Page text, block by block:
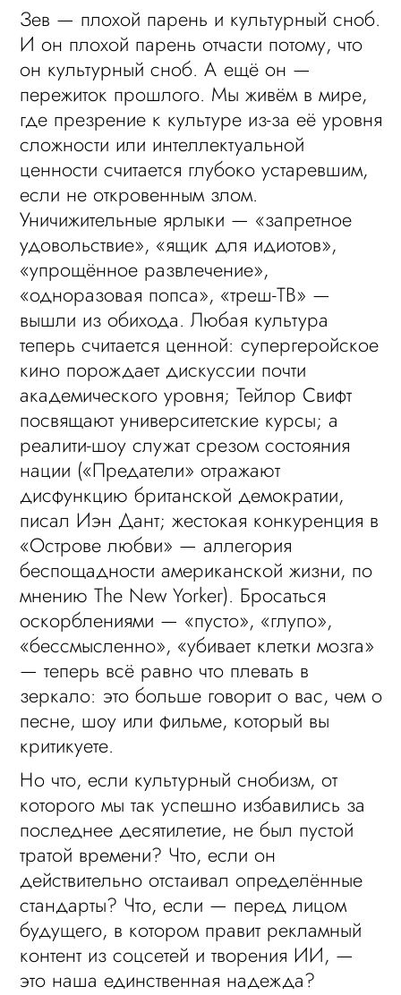
Зев — плохой парень и культурный сноб.
И он плохой парень отчасти потому, что
он культурный сноб. А ещё он —
пережиток прошлого. Мы живём в мире,
где презрение к культуре из-за её уровня
сложности или интеллектуальной
ценности считается глубоко устаревшим,
если не откровенным злом.
Уничижительные ярлыки — «запретное
удовольствие», «ящик для идиотов»,
«упрощённое развлечение»,
«одноразовая попса», «треш-ТВ» —
вышли из обихода. Любая культура
теперь считается ценной: супергеройское
кино порождает дискуссии почти
академического уровня; Тейлор Свифт
посвящают университетские курсы; а
реалити-шоу служат срезом состояния
нации («Предатели» отражают
дисфункцию британской демократии,
писал Иэн Дант; жестокая конкуренция в
«Острове любви» — аллегория
беспощадности американской жизни, по
мнению The New Yorker). Бросаться
оскорблениями — «пусто», «глупо»,
«бессмысленно», «убивает клетки мозга»
— теперь всё равно что плевать в
зеркало: это больше говорит о вас, чем о
песне, шоу или фильме, который вы
критикуете.
Но что, если культурный снобизм, от
которого мы так успешно избавились за
последнее десятилетие, не был пустой
тратой времени? Что, если он
действительно отстаивал определённые
стандарты? Что, если — перед лицом
будущего, в котором правит рекламный
контент из соцсетей и творения ИИ, —
это наша единственная надежда?